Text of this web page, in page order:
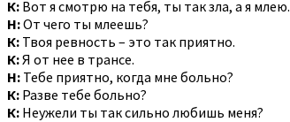
К: Вот я смотрю на тебя, ты так зла, а я млею.
Н:От чего ты млеешь?
К: Твоя ревность – это так приятно.
К:Я от нее в трансе.
Н: Тебе приятно, когда мне больно?
К: Разве тебе больно?
К: Неужели ты так сильно любишь меня?